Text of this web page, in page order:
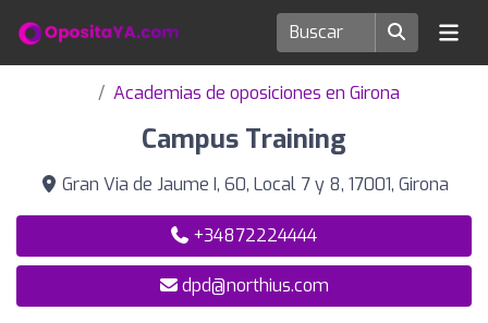
Academias de oposiciones en Girona
Campus Training
Gran Via de Jaume I, 60, Local 7 y 8, 17001, Girona
+34872224444
dpd@northius.com